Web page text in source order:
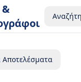
&
Αποτελέσματα